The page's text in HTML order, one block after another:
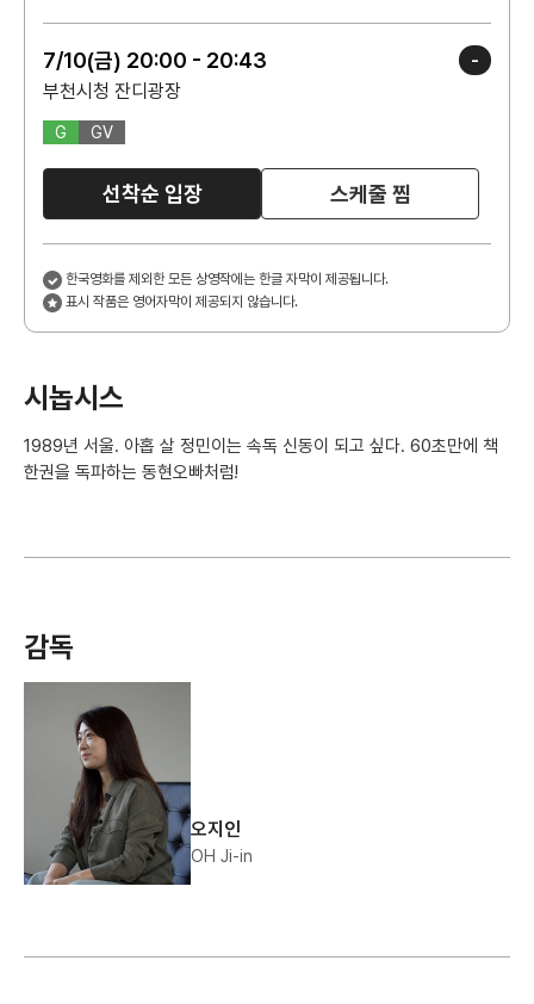
7/10(금) 20:00 - 20:43
-
부천시청 잔디광장
G GV
선착순 입장 스케줄 찜
한국영화를 제외한 모든 상영작에는 한글 자막이 제공됩니다.
표시 작품은 영어자막이 제공되지 않습니다.
시놉시스
1989년 서울. 아홉 살 정민이는 속독 신동이 되고 싶다. 60초만에 책
한권을 독파하는 동현오빠처럼!
감독
오지인
OH Ji-in